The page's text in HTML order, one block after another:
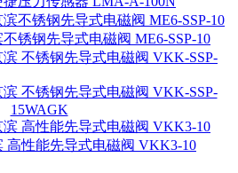
锈钢先导式电磁阀 ME6-SSP-10
不锈钢先导式电磁阀 VKK-SSP-
15WAGK
高性能先导式电磁阀 VKK3-10